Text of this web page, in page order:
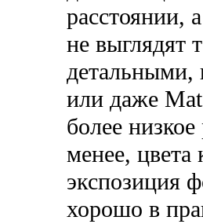
расстоянии,
не выглядят
детальными,
или даже
более
менее,
экспозиция
хорошо в